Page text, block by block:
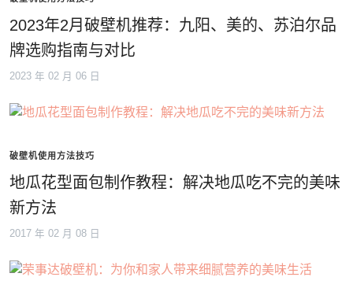
2023年2月破壁机推荐：九阳、美的、苏泊尔品
牌选购指南与对比
2023 年 02 月 06 日
破壁机使用方法技巧
地瓜花型面包制作教程：解决地瓜吃不完的美味
新方法
2017 年 02 月 08 日